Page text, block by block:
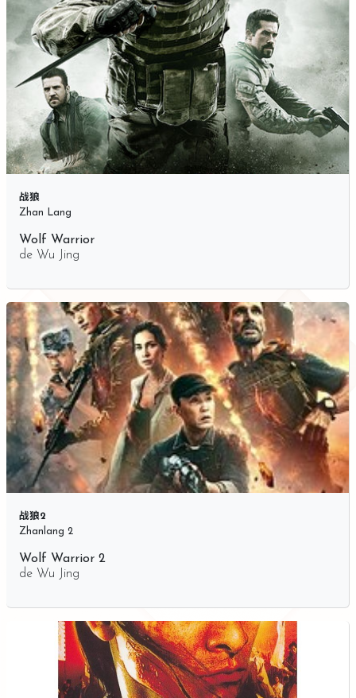
战狼
Zhan Lang
Wolf Warrior
de Wu Jing
战狼2
Zhanlang 2
Wolf Warrior 2
de Wu Jing